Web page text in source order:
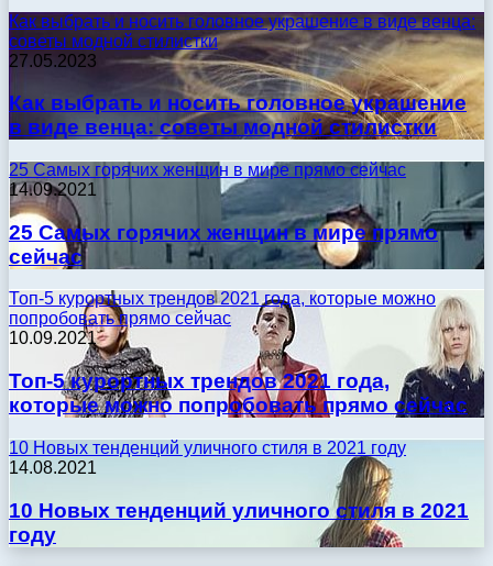
Как выбрать и носить головное украшение в виде венца:
советы модной стилистки
27.05.2023
Как выбрать и носить головное украшение
в виде венца: советы модной стилистки
25 Самых горячих женщин в мире прямо сейчас
14.09.2021
25 Самых горячих женщин в мире прямо
сейчас
Топ-5 курортных трендов 2021 года, которые можно
попробовать прямо сейчас
10.09.2021
Топ-5 курортных трендов 2021 года,
которые можно попробовать прямо сейчас
10 Новых тенденций уличного стиля в 2021 году
14.08.2021
10 Новых тенденций уличного стиля в 2021
году